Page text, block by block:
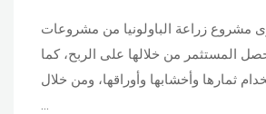
مشروع زراعة الباولونيا من مشروعات
المستثمر من خلالها على الربح، كما
ثمارها وأخشابها وأوراقها، ومن خلال
…